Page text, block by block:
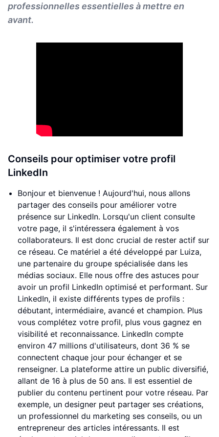
professionnelles essentielles à mettre en
avant.
Conseils pour optimiser votre profil
LinkedIn
Bonjour et bienvenue ! Aujourd'hui, nous allons
partager des conseils pour améliorer votre
présence sur LinkedIn. Lorsqu'un client consulte
votre page, il s'intéressera également à vos
collaborateurs. Il est donc crucial de rester actif sur
ce réseau. Ce matériel a été développé par Luiza,
une partenaire du groupe spécialisée dans les
médias sociaux. Elle nous offre des astuces pour
avoir un profil LinkedIn optimisé et performant. Sur
LinkedIn, il existe différents types de profils :
débutant, intermédiaire, avancé et champion. Plus
vous complétez votre profil, plus vous gagnez en
visibilité et reconnaissance. LinkedIn compte
environ 47 millions d'utilisateurs, dont 36 % se
connectent chaque jour pour échanger et se
renseigner. La plateforme attire un public diversifié,
allant de 16 à plus de 50 ans. Il est essentiel de
publier du contenu pertinent pour votre réseau. Par
exemple, un designer peut partager ses créations,
un professionnel du marketing ses conseils, ou un
entrepreneur des articles intéressants. Il est